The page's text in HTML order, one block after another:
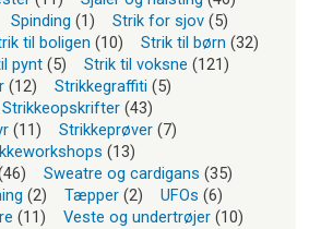
Spinding (1) Strik for sjov (5)
til boligen (10) Strik til børn (32)
pynt (5) Strik til voksne (121)
(12) Strikkegraffiti (5)
Strikkeopskrifter (43)
(11) Strikkeprøver (7)
(13)
Sweatre og cardigans (35)
(2) Tæpper (2) UFOs (6)
(11) Veste og undertrøjer (10)